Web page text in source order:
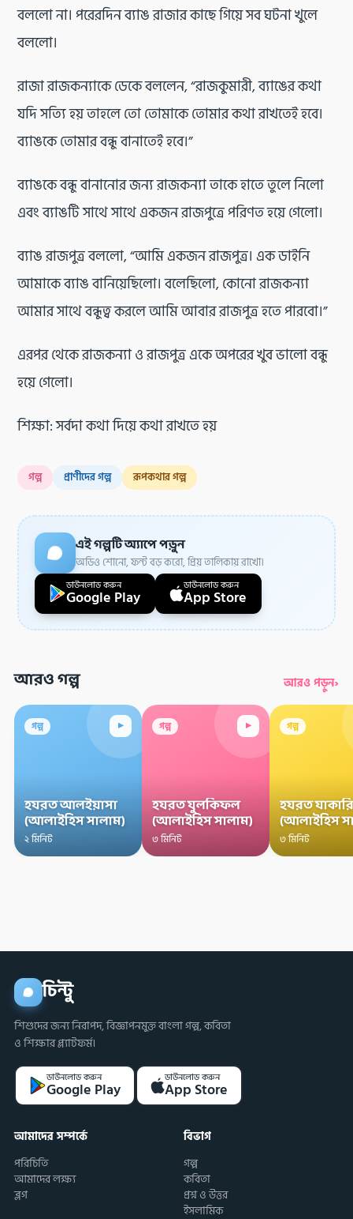
বললো না। পরেরদিন ব্যাঙ রাজার কাছে গিয়ে সব ঘটনা খুলে
বললো।
রাজা রাজকন্যাকে ডেকে বললেন, “রাজকুমারী, ব্যাঙের কথা
যদি সত্যি হয় তাহলে তো তোমাকে তোমার কথা রাখতেই হবে।
ব্যাঙকে তোমার বন্ধু বানাতেই হবে।”
ব্যাঙকে বন্ধু বানানোর জন্য রাজকন্যা তাকে হাতে তুলে নিলো
এবং ব্যাঙটি সাথে সাথে একজন রাজপুত্রে পরিণত হয়ে গেলো।
ব্যাঙ রাজপুত্র বললো, “আমি একজন রাজপুত্র। এক ডাইনি
আমাকে ব্যাঙ বানিয়েছিলো। বলেছিলো, কোনো রাজকন্যা
আমার সাথে বন্ধুত্ব করলে আমি আবার রাজপুত্র হতে পারবো।”
এরপর থেকে রাজকন্যা ও রাজপুত্র একে অপরের খুব ভালো বন্ধু
হয়ে গেলো।
শিক্ষা: সর্বদা কথা দিয়ে কথা রাখতে হয়
গল্প প্রাণীদের গল্প রূপকথার গল্প
এই গল্পটি অ্যাপে পড়ুন
অডিও শোনো, ফন্ট বড় করো, প্রিয় তালিকায় রাখো।
ডাউনলোড করুন
Google Play
ডাউনলোড করুন
App Store
আরও গল্প আরও পড়ুন›
গল্প ▸
হযরত আলইয়াসা
(আলাইহিস সালাম)
২ মিনিট
গল্প ▸
হযরত যুলকিফল
(আলাইহিস সালাম)
৩ মিনিট
গল্প
হযরত
(আলাইহিস
৩ মিনিট
চিন্টু
শিশুদের জন্য নিরাপদ, বিজ্ঞাপনমুক্ত বাংলা গল্প, কবিতা
ও শিক্ষার প্ল্যাটফর্ম।
ডাউনলোড করুন
Google Play
ডাউনলোড করুন
App Store
আমাদের সম্পর্কে
পরিচিতি
আমাদের লক্ষ্য
ব্লগ
বিভাগ
গল্প
কবিতা
প্রশ্ন ও উত্তর
ইসলামিক